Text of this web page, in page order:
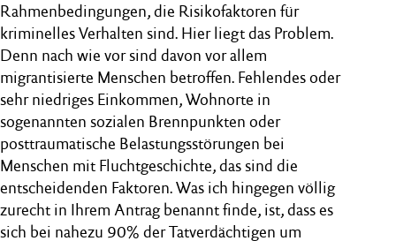
Rahmenbedingungen, die Risikofaktoren für
kriminelles Verhalten sind. Hier liegt das Problem.
Denn nach wie vor sind davon vor allem
migrantisierte Menschen betroffen. Fehlendes oder
sehr niedriges Einkommen, Wohnorte in
sogenannten sozialen Brennpunkten oder
posttraumatische Belastungsstörungen bei
Menschen mit Fluchtgeschichte, das sind die
entscheidenden Faktoren. Was ich hingegen völlig
zurecht in Ihrem Antrag benannt finde, ist, dass es
sich bei nahezu 90% der Tatverdächtigen um